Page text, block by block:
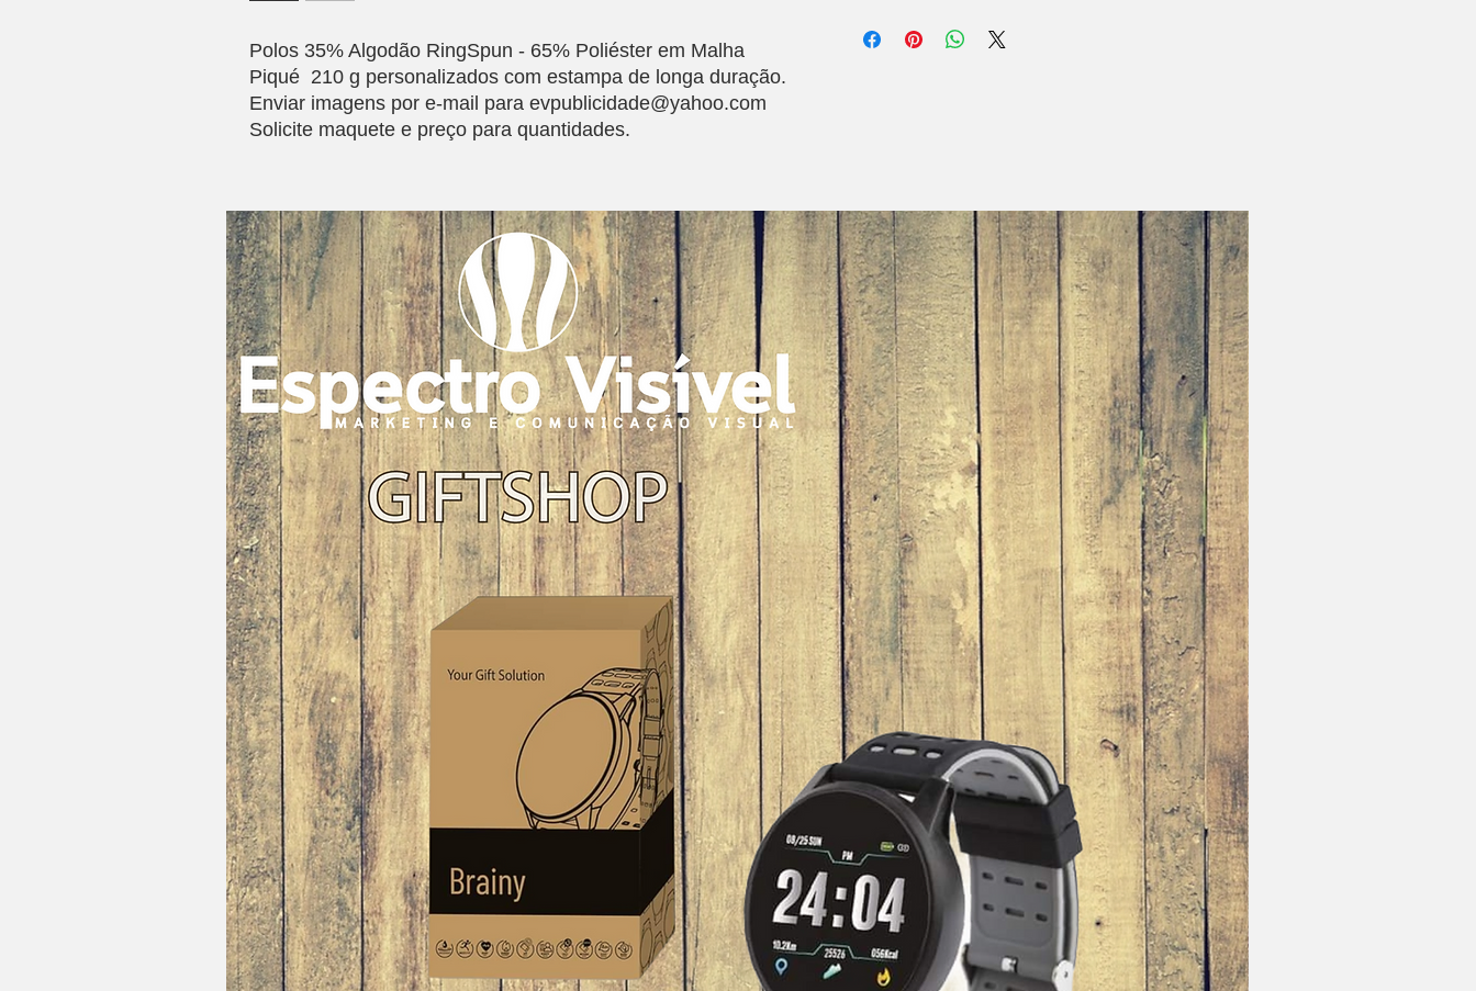
Polos 35% Algodão RingSpun - 65% Poliéster em Malha
Piqué 210 g personalizados com estampa de longa duração.
Enviar imagens por e-mail para evpublicidade@yahoo.com
Solicite maquete e preço para quantidades.